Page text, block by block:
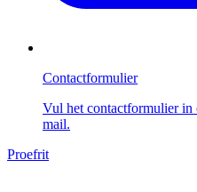
Contactformulier
Vul het contactformulier in
mail.
Proefrit